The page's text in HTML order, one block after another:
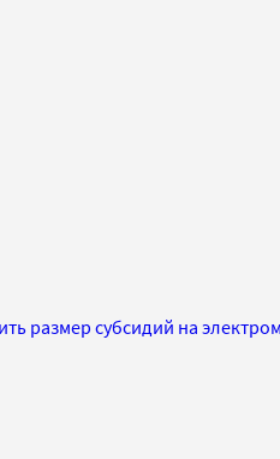
размер субсидий на